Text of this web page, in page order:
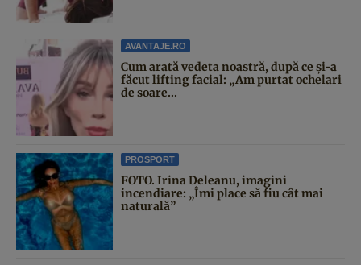
AVANTAJE.RO
Cum arată vedeta noastră, după ce și-a
făcut lifting facial: „Am purtat ochelari
de soare...
PROSPORT
FOTO. Irina Deleanu, imagini
incendiare: „Îmi place să fiu cât mai
naturală”